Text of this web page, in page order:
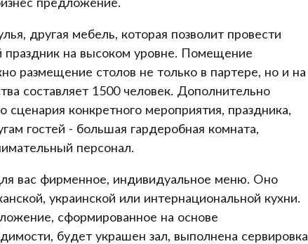
другая мебель, которая позволит провести
на высоком уровне. Помещение
размещение столов не только в партере, но и на
составляет 1500 человек. Дополнительно
сценария конкретного мероприятия, праздника,
гостей - большая гардеробная комната,
персонал.
вас фирменное, индивидуальное меню. Оно
украинской или интернациональной кухни.
сформированное на основе
будет украшен зал, выполнена сервировка